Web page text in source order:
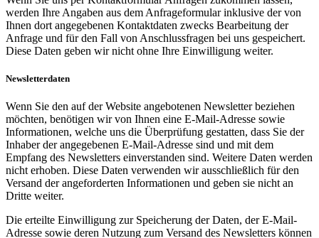
werden Ihre Angaben aus dem Anfrageformular inklusive der von
Ihnen dort angegebenen Kontaktdaten zwecks Bearbeitung der
Anfrage und für den Fall von Anschlussfragen bei uns gespeichert.
Diese Daten geben wir nicht ohne Ihre Einwilligung weiter.
Newsletterdaten
Wenn Sie den auf der Website angebotenen Newsletter beziehen
möchten, benötigen wir von Ihnen eine E-Mail-Adresse sowie
Informationen, welche uns die Überprüfung gestatten, dass Sie der
Inhaber der angegebenen E-Mail-Adresse sind und mit dem
Empfang des Newsletters einverstanden sind. Weitere Daten werden
nicht erhoben. Diese Daten verwenden wir ausschließlich für den
Versand der angeforderten Informationen und geben sie nicht an
Dritte weiter.
Die erteilte Einwilligung zur Speicherung der Daten, der E-Mail-
Adresse sowie deren Nutzung zum Versand des Newsletters können